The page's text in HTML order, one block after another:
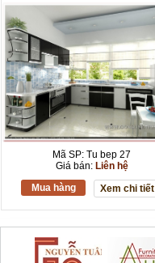
Mã SP: Tu bep 27
Giá bán: Liên hệ
Mua hàng
Xem chi tiết